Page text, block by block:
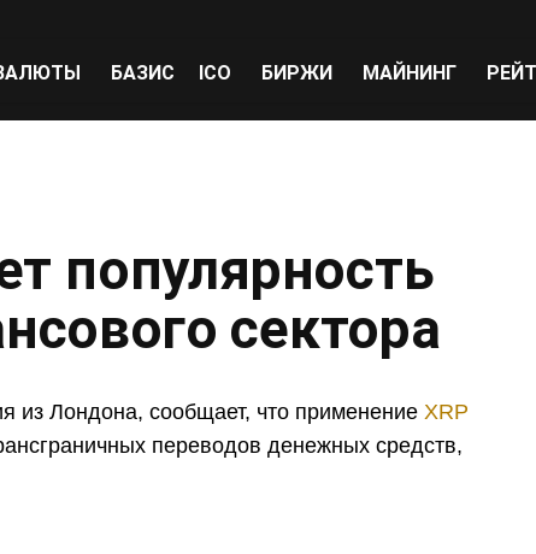
БАЗИС ICO БИРЖИ МАЙНИНГ
популярность
сектора
из Лондона, сообщает, что применениеXRP
переводов денежных средств,